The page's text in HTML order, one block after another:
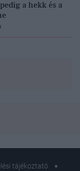
a hekk és a
tájékoztató